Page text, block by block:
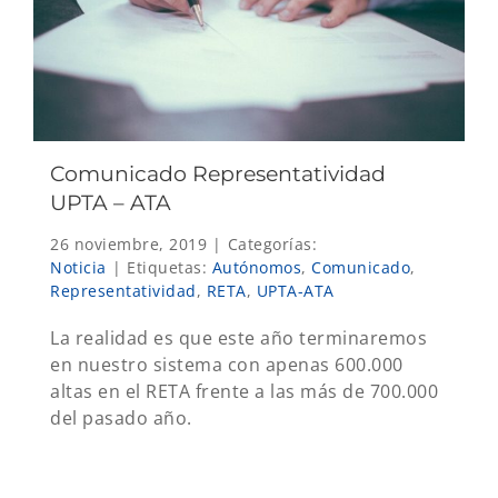
Comunicado Representatividad
UPTA – ATA
26 noviembre, 2019 | Categorías:
Noticia | Etiquetas: Autónomos, Comunicado,
Representatividad, RETA, UPTA-ATA
La realidad es que este año terminaremos
en nuestro sistema con apenas 600.000
altas en el RETA frente a las más de 700.000
del pasado año.